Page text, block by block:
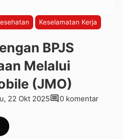
Keselamatan Kerja
BPJS
Melalui
(JMO)
22 Okt 2025comment0 komentar